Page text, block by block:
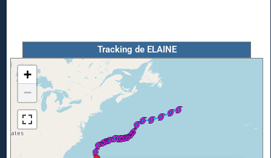
Tracking de ELAINE
+
−